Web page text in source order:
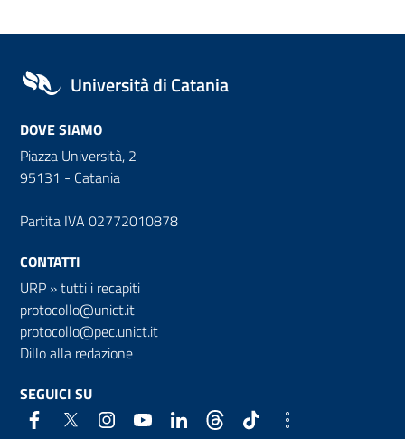
Università di Catania
DOVE SIAMO
Piazza Università, 2
95131 - Catania
Partita IVA 02772010878
CONTATTI
URP »tutti i recapiti
protocollo@unict.it
protocollo@pec.unict.it
Dillo alla redazione
SEGUICI SU